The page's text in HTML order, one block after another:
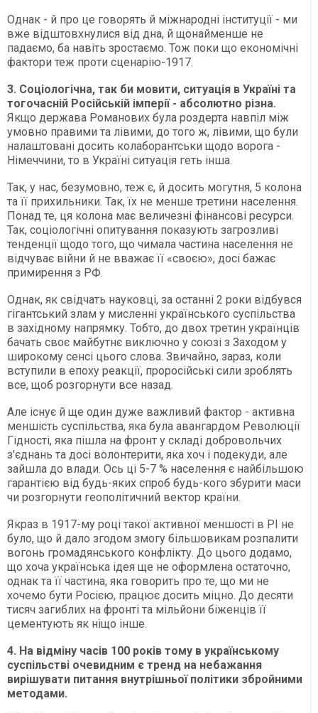
Однак - й про це говорять й міжнародні інституції - ми
вже відштовхнулися від дна, й щонайменше не
падаємо, ба навіть зростаємо. Тож поки що економічні
фактори теж проти сценарію-1917.
3. Соціологічна, так би мовити, ситуація в Україні та
тогочасній Російській імперії - абсолютно різна.
Якщо держава Романових була роздерта навпіл між
умовно правими та лівими, до того ж, лівими, що були
налаштовані досить колаборантськи щодо ворога -
Німеччини, то в Україні ситуація геть інша.
Так, у нас, безумовно, теж є, й досить могутня, 5 колона
та її прихильники. Так, їх не менше третини населення.
Понад те, ця колона має величезні фінансові ресурси.
Так, соціологічні опитування показують загрозливі
тенденції щодо того, що чимала частина населення не
відчуває війни й не вважає її «своєю», досі бажає
примирення з РФ.
Однак, як свідчать науковці, за останні 2 роки відбувся
гігантський злам у мисленні українського суспільства
в західному напрямку. Тобто, до двох третин українців
бачать своє майбутнє виключно у союзі з Заходом у
широкому сенсі цього слова. Звичайно, зараз, коли
вступили в епоху реакції, проросійські сили зроблять
все, щоб розгорнути все назад.
Але існує й ще один дуже важливий фактор - активна
меншість суспільства, яка була авангардом Революції
Гідності, яка пішла на фронт у складі добровольчих
з'єднань та досі волонтерити, яка хоч і подекуди, але
зайшла до влади. Ось ці 5-7 % населення є найбільшою
гарантією від будь-яких спроб будь-кого збурити маси
чи розгорнути геополітичний вектор країни.
Якраз в 1917-му році такої активної меншості в РІ не
було, що й дало згодом змогу більшовикам розпалити
вогонь громадянського конфлікту. До цього додамо,
що хоча українська ідея ще не оформлена остаточно,
однак та її частина, яка говорить про те, що ми не
хочемо бути Росією, працює досить міцно. До десяти
тисяч загиблих на фронті та мільйони біженців її
цементують як ніщо інше.
4. На відміну часів 100 років тому в українському
суспільстві очевидним є тренд на небажання
вирішувати питання внутрішньої політики збройними
методами.